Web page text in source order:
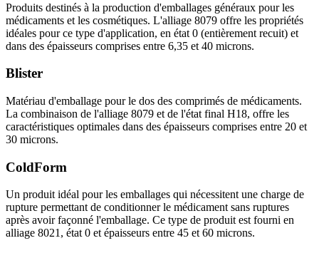
Produits destinés à la production d'emballages généraux pour les
médicaments et les cosmétiques. L'alliage 8079 offre les propriétés
idéales pour ce type d'application, en état 0 (entièrement recuit) et
dans des épaisseurs comprises entre 6,35 et 40 microns.
Blister
Matériau d'emballage pour le dos des comprimés de médicaments.
La combinaison de l'alliage 8079 et de l'état final H18, offre les
caractéristiques optimales dans des épaisseurs comprises entre 20 et
30 microns.
ColdForm
Un produit idéal pour les emballages qui nécessitent une charge de
rupture permettant de conditionner le médicament sans ruptures
après avoir façonné l'emballage. Ce type de produit est fourni en
alliage 8021, état 0 et épaisseurs entre 45 et 60 microns.